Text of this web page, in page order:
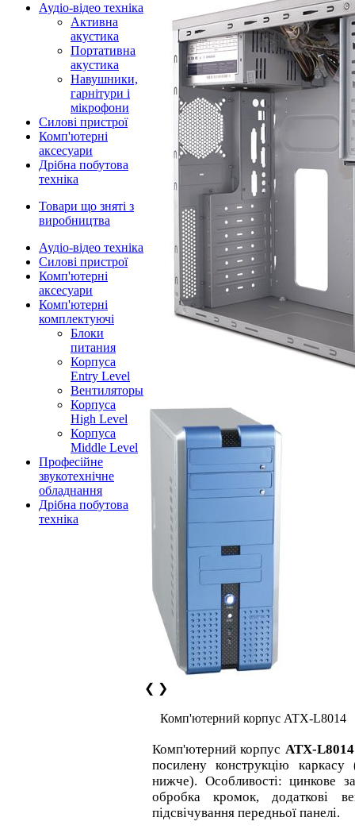
Аудіо-відео техніка
Активна
акустика
Портативна
акустика
Навушники,
гарнітури і
мікрофони
Силові пристрої
Комп'ютерні
аксесуари
Дрібна побутова
техніка
Товари що зняті з
виробництва
Аудіо-відео техніка
Силові пристрої
Комп'ютерні
аксесуари
Комп'ютерні
комплектуючі
Блоки
питания
Корпуса
Entry Level
Вентиляторы
Корпуса
High Level
Корпуса
Middle Level
Професійне
звукотехнічне
обладнання
Дрібна побутова
техніка
❮ ❯
Комп'ютерний корпус ATX-L8014
Комп'ютерний корпус ATX-L8014
посилену конструкцію
нижче). Особливості: цинкове
обробка кромок, додаткові
підсвічування передньої панелі.